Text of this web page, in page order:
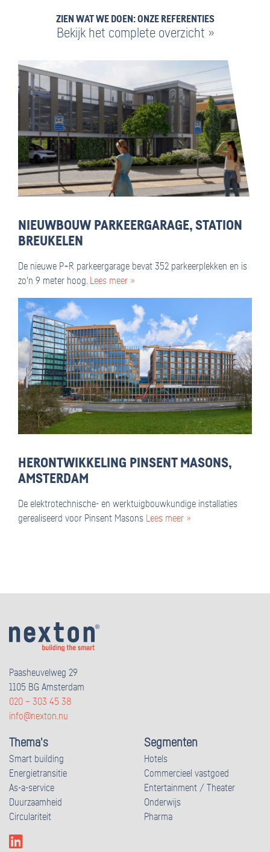
ZIEN WAT WE DOEN: ONZE REFERENTIES
Bekijk het complete overzicht »
NIEUWBOUW PARKEERGARAGE, STATION
BREUKELEN
De nieuwe P+R parkeergarage bevat 352 parkeerplekken en is
zo’n 9 meter hoog.
Lees meer »
HERONTWIKKELING PINSENT MASONS,
AMSTERDAM
De elektrotechnische- en werktuigbouwkundige installaties
gerealiseerd voor Pinsent Masons Lees meer »
Paasheuvelweg 29
1105 BG Amsterdam
020 – 303 45 38
info@nexton.nu
Thema's
Smart building
Energietransitie
As-a-service
Duurzaamheid
Circulariteit
Segmenten
Hotels
Commercieel vastgoed
Entertainment / Theater
Onderwijs
Pharma